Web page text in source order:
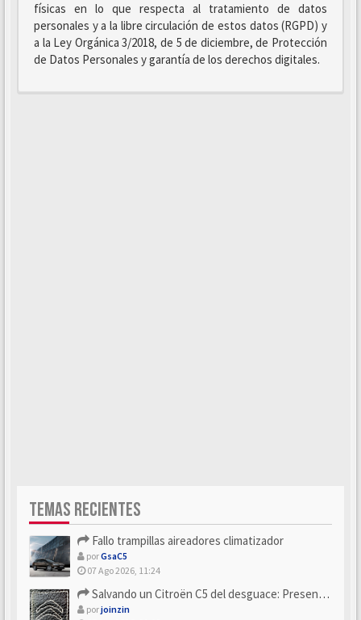
físicas en lo que respecta al tratamiento de datos
personales y a la libre circulación de estos datos (RGPD) y
a la Ley Orgánica 3/2018, de 5 de diciembre, de Protección
de Datos Personales y garantía de los derechos digitales.
TEMAS RECIENTES
Fallo trampillas aireadores climatizador
porGsaC5
07 Ago 2026, 11:24
Salvando un Citroën C5 del desguace: Presentación y seguimiento
porjoinzin